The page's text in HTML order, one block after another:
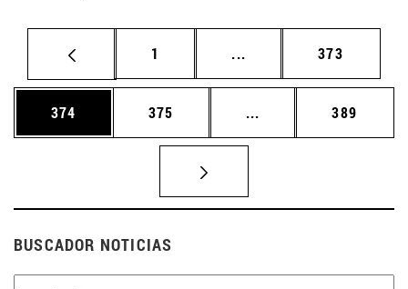
Página
1 ... Páginas intermedias
Página
373
Página
374 Página
375 ... Páginas intermedias
Página
389
BUSCADOR NOTICIAS